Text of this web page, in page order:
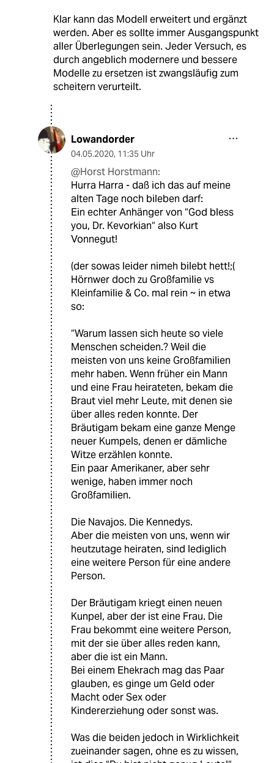
Klar kann das Modell erweitert und ergänzt
werden. Aber es sollte immer Ausgangspunkt
aller Überlegungen sein. Jeder Versuch, es
durch angeblich modernere und bessere
Modelle zu ersetzen ist zwangsläufig zum
scheitern verurteilt.
Lowandorder
04.05.2020, 11:35 Uhr
@Horst Horstmann:
Hurra Harra - daß ich das auf meine
alten Tage noch bileben darf:
Ein echter Anhänger von “God bless
you, Dr. Kevorkian“ also Kurt
Vonnegut!
(der sowas leider nimeh bilebt hett!;(
Hörnwer doch zu Großfamilie vs
Kleinfamilie & Co. mal rein ~ in etwa
so:
“Warum lassen sich heute so viele
Menschen scheiden.? Weil die
meisten von uns keine Großfamilien
mehr haben. Wenn früher ein Mann
und eine Frau heirateten, bekam die
Braut viel mehr Leute, mit denen sie
über alles reden konnte. Der
Bräutigam bekam eine ganze Menge
neuer Kumpels, denen er dämliche
Witze erzählen konnte.
Ein paar Amerikaner, aber sehr
wenige, haben immer noch
Großfamilien.
Die Navajos. Die Kennedys.
Aber die meisten von uns, wenn wir
heutzutage heiraten, sind lediglich
eine weitere Person für eine andere
Person.
Der Bräutigam kriegt einen neuen
Kunpel, aber der ist eine Frau. Die
Frau bekommt eine weitere Person,
mit der sie über alles reden kann,
aber die ist ein Mann.
Bei einem Ehekrach mag das Paar
glauben, es ginge um Geld oder
Macht oder Sex oder
Kindererziehung oder sonst was.
Was die beiden jedoch in Wirklichkeit
zueinander sagen, ohne es zu wissen,